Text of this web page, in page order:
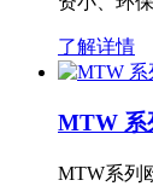
了解详情
MTW 系
MTW系列